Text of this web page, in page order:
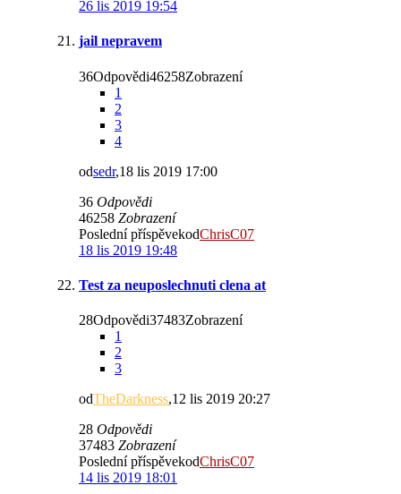
26 lis 2019 19:54
jail nepravem
36Odpovědi46258Zobrazení
1
2
3
4
odsedr,18 lis 2019 17:00
36 Odpovědi
46258 Zobrazení
Poslední příspěvekodChrisC07
18 lis 2019 19:48
Test za neuposlechnuti clena at
28Odpovědi37483Zobrazení
1
2
3
odTheDarkness,12 lis 2019 20:27
28 Odpovědi
37483 Zobrazení
Poslední příspěvekodChrisC07
14 lis 2019 18:01